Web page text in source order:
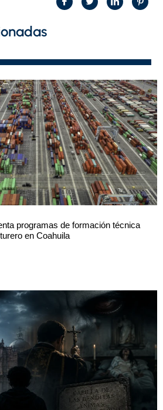
programas de formación técnica
en Coahuila